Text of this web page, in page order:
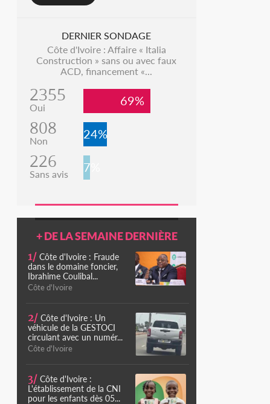
DERNIER SONDAGE
Côte d'Ivoire : Affaire « Italia
Construction » sans ou avec faux
ACD, financement «...
2355
Oui 69%
808
Non 24%
226
Sans avis 7%
+ DE LA SEMAINE DERNIÈRE
1/ Côte d'Ivoire : Fraude
dans le domaine foncier,
Ibrahime Coulibal...
Côte d'Ivoire
2/ Côte d'Ivoire : Un
véhicule de la GESTOCI
circulant avec un numér...
Côte d'Ivoire
3/ Côte d'Ivoire :
L'établissement de la CNI
pour les enfants dès 05...